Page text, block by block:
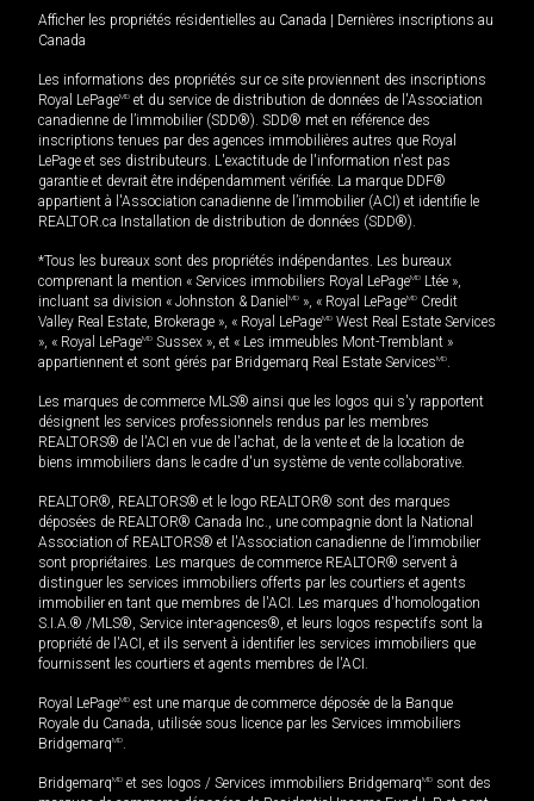
Afficher les propriétés résidentielles au Canada
Dernières inscriptions au
Canada
Les informations des propriétés sur ce site proviennent des inscriptions
Royal LePageMD et du service de distribution de données de l'Association
canadienne de l’immobilier (SDD®). SDD® met en référence des
inscriptions tenues par des agences immobilières autres que Royal
LePage et ses distributeurs. L'exactitude de l'information n'est pas
garantie et devrait être indépendamment vérifiée. La marque DDF®
appartient à l'Association canadienne de l’immobilier (ACI) et identifie le
REALTOR.ca Installation de distribution de données (SDD®).
*Tous les bureaux sont des propriétés indépendantes. Les bureaux
comprenant la mention « Services immobiliers Royal LePageMD Ltée »,
incluant sa division « Johnston & Daniel MD », « Royal LePageMD Credit
Valley Real Estate, Brokerage », « Royal LePageMD West Real Estate Services
», « Royal LePageMD Sussex », et « Les immeubles Mont-Tremblant »
appartiennent et sont gérés par Bridgemarq Real Estate ServicesMD.
Les marques de commerce MLS® ainsi que les logos qui s'y rapportent
désignent les services professionnels rendus par les membres
REALTORS® de l'ACI en vue de l'achat, de la vente et de la location de
biens immobiliers dans le cadre d'un système de vente collaborative.
REALTOR®, REALTORS® et le logo REALTOR® sont des marques
déposées de REALTOR® Canada Inc., une compagnie dont la National
Association of REALTORS® et l'Association canadienne de l’immobilier
sont propriétaires. Les marques de commerce REALTOR® servent à
distinguer les services immobiliers offerts par les courtiers et agents
immobilier en tant que membres de l'ACI. Les marques d'homologation
S.I.A.® /MLS®, Service inter-agences®, et leurs logos respectifs sont la
propriété de l'ACI, et ils servent à identifier les services immobiliers que
fournissent les courtiers et agents membres de l'ACI.
Royal LePageMD est une marque de commerce déposée de la Banque
Royale du Canada, utilisée sous licence par les Services immobiliers
BridgemarqMD.
BridgemarqMD et ses logos / Services immobiliers BridgemarqMD sont des